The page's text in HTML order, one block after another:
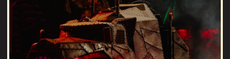
Новогодний корпоратив